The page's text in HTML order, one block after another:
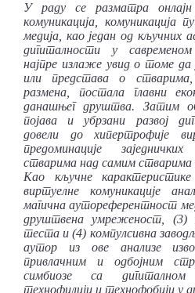
У раду се разматра
комуникација, комуникација
медијa, као један од кључних
дигиталности у
најпре излаже увид о томе да
или представа о
размена, постала главни
данашњег друштва. Затим
појава и убрзани развој
довели до хипертрофије
предоминације
стварима над самим стварима
Као кључне карактеристике
виртуелне комуникације
магична аутореферентност
друштвена умреженост, (3)
теста и (4) компулсивна
аутор из ове анализе
привлачним и одбојним
симбиозе са
технофилији и технофобији у